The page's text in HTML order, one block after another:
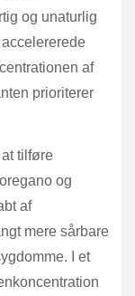
og unaturlig
af
prioriterer
tilføre
og
af
mere sårbare
I et